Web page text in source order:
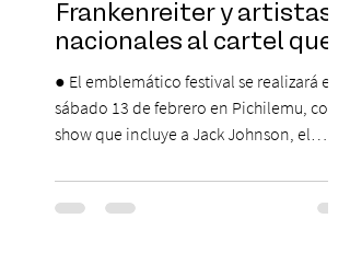
Frankenreiter y artistas
nacionales al cartel que
encabeza Jack Johnson
● El emblemático festival se realizará el
sábado 13 de febrero en Pichilemu, con un
show que incluye a Jack Johnson, el
El lunes 10 de agosto comienza la
Preventa Exclusiva Santander con 30%